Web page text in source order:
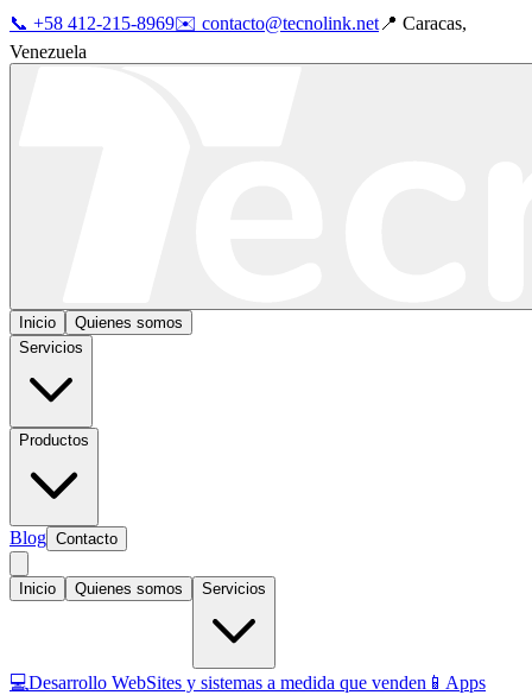
📞 +58 412-215-8969✉️ contacto@tecnolink.net 📍 Caracas,
Venezuela
Inicio
Quienes somos
Servicios
Productos
Blog Contacto
Inicio Quienes somos Servicios
💻Desarrollo WebSites y sistemas a medida que venden 📱 Apps